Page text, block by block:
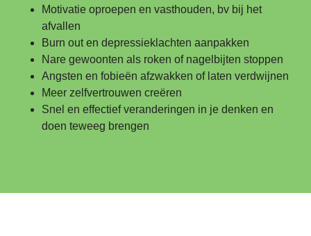
Motivatie oproepen en vasthouden, bv bij het
afvallen
Burn out en depressieklachten aanpakken
Nare gewoonten als roken of nagelbijten stoppen
Angsten en fobieën afzwakken of laten verdwijnen
Meer zelfvertrouwen creëren
Snel en effectief veranderingen in je denken en
doen teweeg brengen